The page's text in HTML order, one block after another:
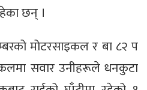
छन् ।
मोटरसाइकल र बा ८२ प
सवार उनीहरूले धनकुटा